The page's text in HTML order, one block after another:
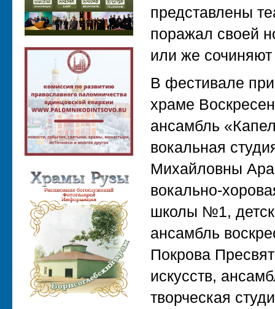
представлены
поражал своей
или же
В фестивале
храме
ансамбль
вокальная
Михайловны
вокально-
школы №1,
ансамбль
Покрова
искусств,
творческая